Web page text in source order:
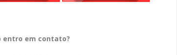
entro em contato?